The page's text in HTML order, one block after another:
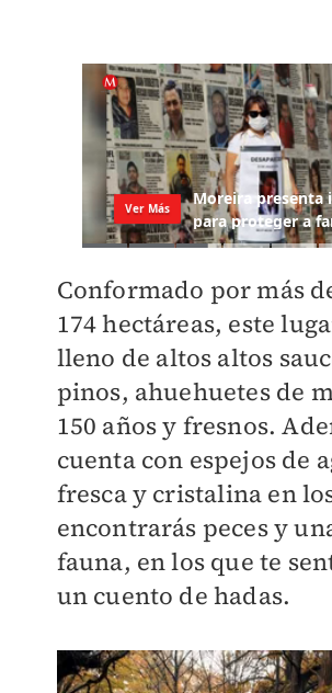
Conformado por más
174 hectáreas, este
lleno de altos altos
pinos, ahuehuetes de
150 años y fresnos.
cuenta con espejos de
fresca y cristalina en
encontrarás peces y
fauna, en los que te
un cuento de hadas.